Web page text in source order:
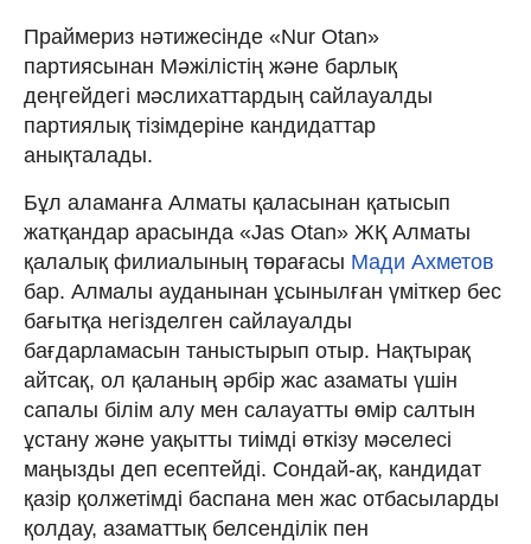
Праймериз нәтижесінде «Nur Otan»
партиясынан Мәжілістің және барлық
деңгейдегі мәслихаттардың сайлауалды
партиялық тізімдеріне кандидаттар
анықталады.
Бұл аламанға Алматы қаласынан қатысып
жатқандар арасында «Jas Otan» ЖҚ Алматы
қалалық филиалының төрағасы Мади Ахметов
бар. Алмалы ауданынан ұсынылған үміткер бес
бағытқа негізделген сайлауалды
бағдарламасын таныстырып отыр. Нақтырақ
айтсақ, ол қаланың әрбір жас азаматы үшін
сапалы білім алу мен салауатты өмір салтын
ұстану және уақытты тиімді өткізу мәселесі
маңызды деп есептейді. Сондай-ақ, кандидат
қазір қолжетімді баспана мен жас отбасыларды
қолдау, азаматтық белсенділік пен